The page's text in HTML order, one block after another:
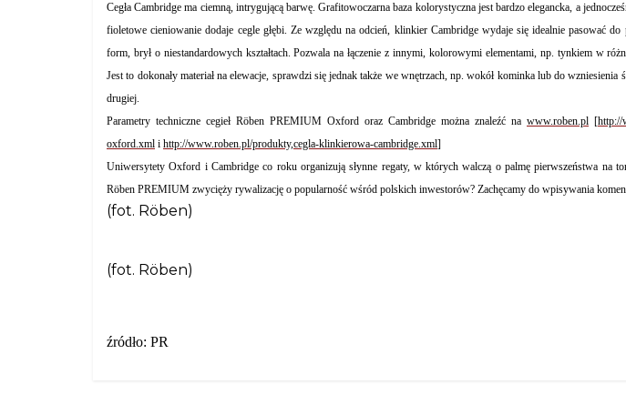
Cegła Cambridge ma ciemną, intrygującą barwę. Grafitowoczarna baza kolorystyczna jest bardzo elegancka, a
fioletowe cieniowanie dodaje cegle głębi. Ze względu na odcień, klinkier Cambridge wydaje się idealnie pasować
form, brył o niestandardowych kształtach. Pozwala na łączenie z innymi, kolorowymi elementami, np. tynkiem w
Jest to dokonały materiał na elewacje, sprawdzi się jednak także we wnętrzach, np. wokół kominka lub do
drugiej.
Parametry techniczne cegieł Röben PREMIUM Oxford oraz Cambridge można znaleźć na www.roben.pl [http://
oxford.xml i http://www.roben.pl/produkty,cegla-klinkierowa-cambridge.xml]
Uniwersytety Oxford i Cambridge co roku organizują słynne regaty, w których walczą o palmę pierwszeństwa na
Röben PREMIUM zwycięży rywalizację o popularność wśród polskich inwestorów? Zachęcamy do wpisywania
(fot. Röben)
(fot. Röben)
źródło: PR